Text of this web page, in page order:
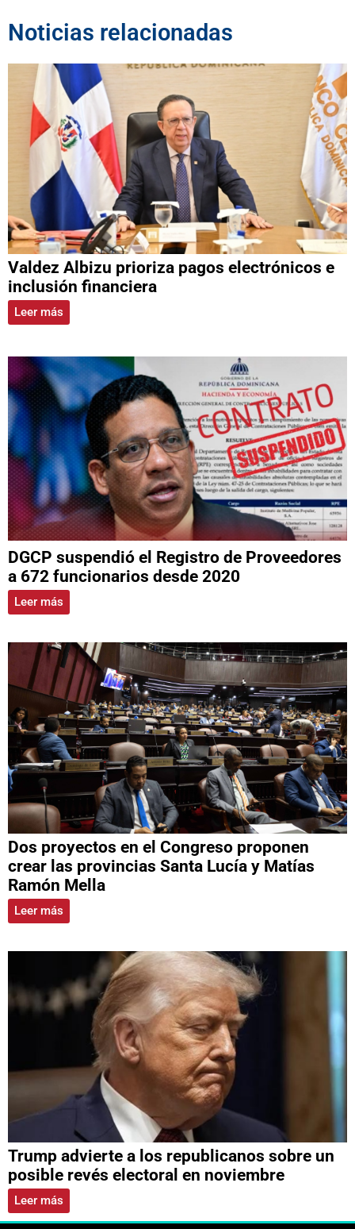
Noticias relacionadas
Valdez Albizu prioriza pagos electrónicos e
inclusión financiera
Leer más
DGCP suspendió el Registro de Proveedores
a 672 funcionarios desde 2020
Leer más
Dos proyectos en el Congreso proponen
crear las provincias Santa Lucía y Matías
Ramón Mella
Leer más
Trump advierte a los republicanos sobre un
posible revés electoral en noviembre
Leer más